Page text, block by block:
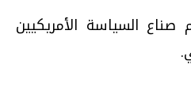
السياسة الأمريكيين